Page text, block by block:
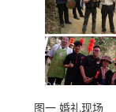
图一 婚礼现场